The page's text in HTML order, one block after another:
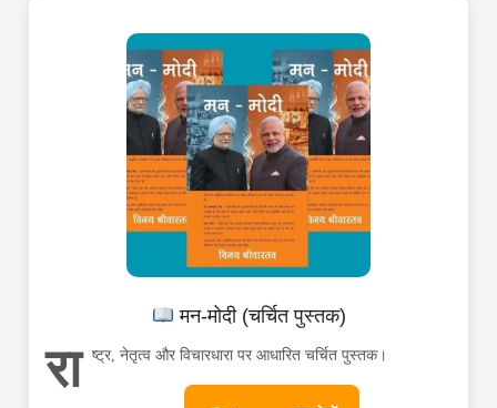
मन-मोदी (चर्चित पुस्तक)
रा ष्ट्र, नेतृत्व और विचारधारा पर आधारित चर्चित पुस्तक।